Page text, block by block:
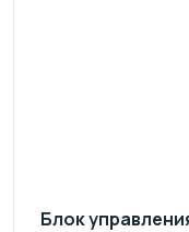
Блок